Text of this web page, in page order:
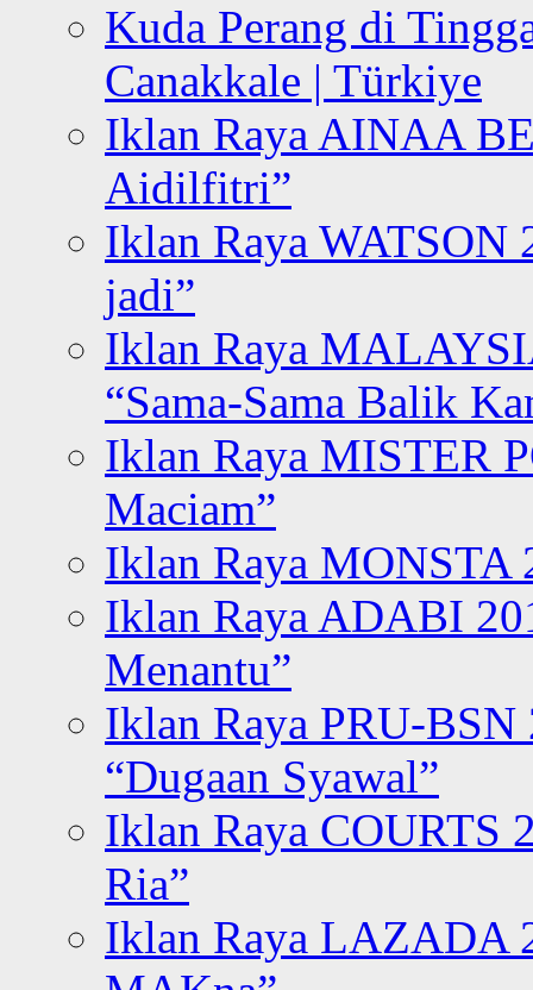
Kuda Perang di
Canakkale | Türkiye
Iklan Raya AINAA
Aidilfitri”
Iklan Raya WATSON
jadi”
Iklan Raya
“Sama-Sama Balik
Iklan Raya MISTER
Maciam”
Iklan Raya MONSTA
Iklan Raya ADABI
Menantu”
Iklan Raya PRU-BSN
“Dugaan Syawal”
Iklan Raya COURTS
Ria”
Iklan Raya LAZADA